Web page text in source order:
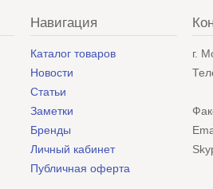
Навигация
Каталог товаров
Новости
Статьи
Заметки
Бренды
Личный кабинет
Публичная оферта
г.